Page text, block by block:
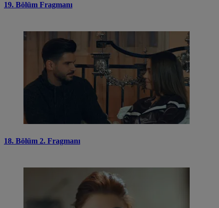
19. Bölüm Fragmanı
18. Bölüm 2. Fragmanı